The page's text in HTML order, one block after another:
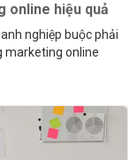
online hiệu quả
nghiệp buộc phải
marketing online